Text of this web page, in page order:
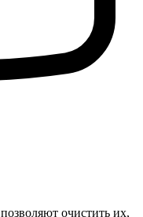
позволяют очистить их,